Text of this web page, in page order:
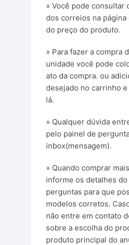
» Você pode consultar
dos correios na
do preço do produto.
» Para fazer a compra
unidade você pode
ato da compra. ou
desejado no carrinho
lá.
» Qualquer dúvida
pelo painel de
inbox(mensagem).
» Quando comprar
informe os detalhes
perguntas para que
modelos corretos.
não entre em contato
sobre a escolha do
produto principal do